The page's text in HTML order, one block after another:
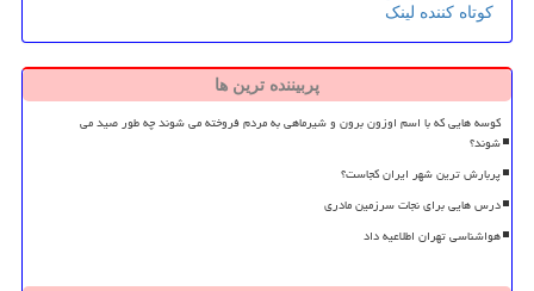
کوتاه کننده لینک
پربیننده ترین ها
کوسه هایی که با اسم اوزون برون و شیرماهی به مردم فروخته می شوند چه طور صید می
شوند؟
پربارش ترین شهر ایران کجاست؟
درس هایی برای نجات سرزمین مادری
هواشناسی تهران اطلاعیه داد